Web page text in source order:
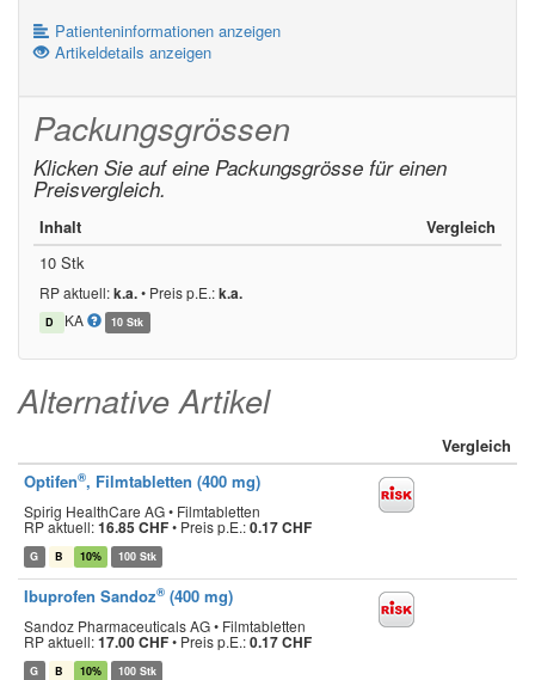
Patienteninformationen anzeigen
Artikeldetails anzeigen
Packungsgrössen
Klicken Sie auf eine Packungsgrösse für einen
Preisvergleich.
Inhalt
Vergleich
10 Stk
RP aktuell:k.a.• Preis p.E.:k.a.
D KA 10 Stk
Alternative Artikel
Vergleich
Optifen®, Filmtabletten (400 mg)
Spirig HealthCare AG • Filmtabletten
RP aktuell:16.85 CHF• Preis p.E.:0.17 CHF
G B 10% 100 Stk
Ibuprofen Sandoz® (400 mg)
Sandoz Pharmaceuticals AG • Filmtabletten
RP aktuell:17.00 CHF• Preis p.E.:0.17 CHF
G B 10% 100 Stk